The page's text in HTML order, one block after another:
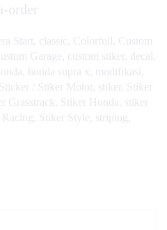
order
Start classic Colorfull
Custom
Garage custom stiker decal
honda honda supra x modifikasi
Sticker / Stiker Motor stiker
Stiker
Grasstrack Stiker Honda stiker
Stiker Style striping